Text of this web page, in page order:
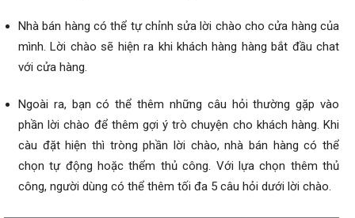
Nhà bán hàng có thể tự chỉnh sửa lời chào cho cửa hàng của
mình. Lời chào sẽ hiện ra khi khách hàng hàng bắt đầu chat
với cửa hàng.
Ngoài ra, bạn có thể thêm những câu hỏi thường gặp vào
phần lời chào để thêm gợi ý trò chuyện cho khách hàng. Khi
càu đặt hiện thì tròng phần lời chào, nhà bán hàng có thể
chọn tự động hoặc thểm thủ công. Với lựa chọn thêm thủ
công, người dùng có thể thêm tối đa 5 câu hỏi dưới lời chào.